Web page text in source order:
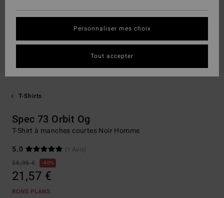
T-Shirts
Spec 73 Orbit Og
T-Shirt à manches courtes Noir Homme
5.0
(1 Avis)
35,95 €
40%
21,57 €
BONS PLANS
Personnaliser mes choix
Tout accepter